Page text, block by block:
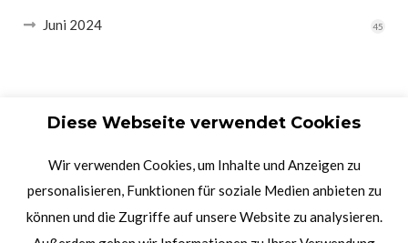
Juni 2024 45
Diese Webseite verwendet Cookies
Wir verwenden Cookies, um Inhalte und Anzeigen zu
personalisieren, Funktionen für soziale Medien anbieten zu
können und die Zugriffe auf unsere Website zu analysieren.